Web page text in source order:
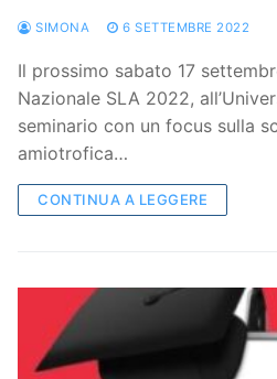
SIMONA 6 SETTEMBRE 2022
Il prossimo sabato 17
Nazionale SLA 2022,
seminario con un focus sulla
amiotrofica…
CONTINUA A LEGGERE